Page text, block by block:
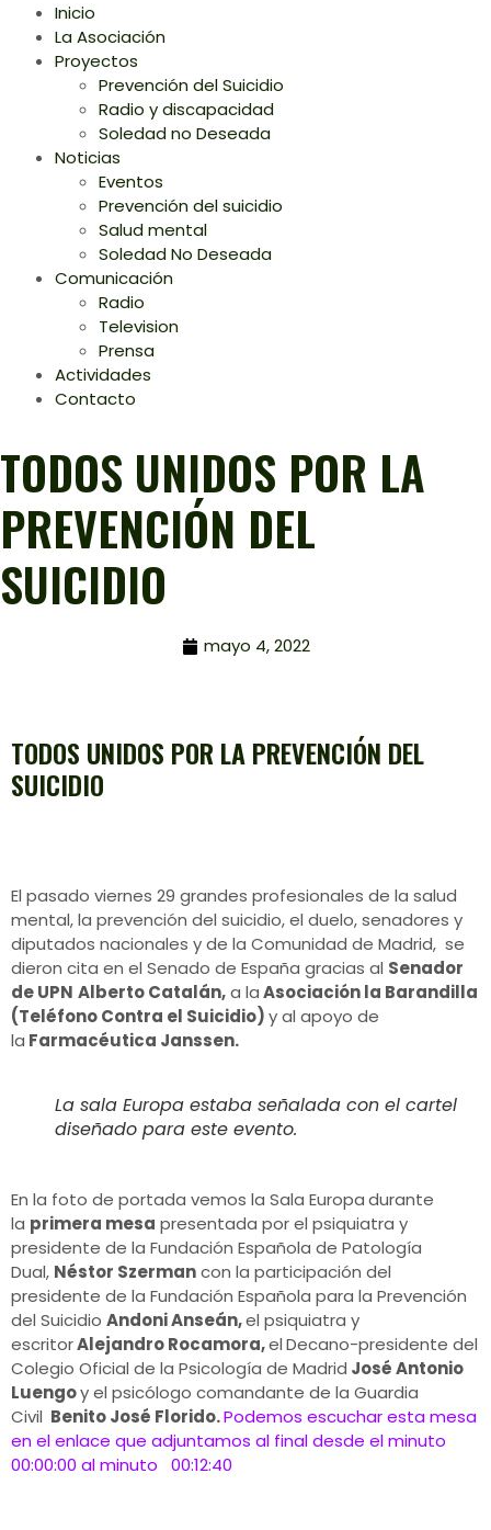
Inicio
La Asociación
Proyectos
Prevención del Suicidio
Radio y discapacidad
Soledad no Deseada
Noticias
Eventos
Prevención del suicidio
Salud mental
Soledad No Deseada
Comunicación
Radio
Television
Prensa
Actividades
Contacto
TODOS UNIDOS POR LA
PREVENCIÓN DEL
SUICIDIO
mayo 4, 2022
TODOS UNIDOS POR LA PREVENCIÓN DEL
SUICIDIO
El pasado viernes 29 grandes profesionales de la salud
mental, la prevención del suicidio, el duelo, senadores y
diputados nacionales y de la Comunidad de Madrid, se
dieron cita en el Senado de España gracias al Senador
de UPN Alberto Catalán,a laAsociación la Barandilla
(Teléfono Contra el Suicidio)y al apoyo de
la Farmacéutica Janssen.
La sala Europa estaba señalada con el cartel
diseñado para este evento.
En la foto de portada vemos la Sala Europadurante
la primera mesa presentada por el psiquiatra y
presidente de la Fundación Española de Patología
Dual, Néstor Szermancon la participación del
presidente de la Fundación Española para la Prevención
del Suicidio Andoni Anseán,el psiquiatra y
escritorAlejandro Rocamora,elDecano-presidente del
Colegio Oficial de la Psicología de Madrid José Antonio
Luengoy el psicólogo comandante de la Guardia
Civil Benito José Florido.Podemos escuchar esta mesa
en el enlace que adjuntamos al final desde el minuto
00:00:00 al minuto 00:12:40